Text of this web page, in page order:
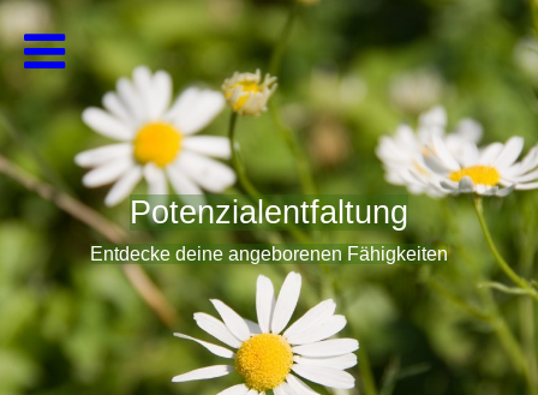
Potenzialentfaltung
Entdecke deine angeborenen Fähigkeiten